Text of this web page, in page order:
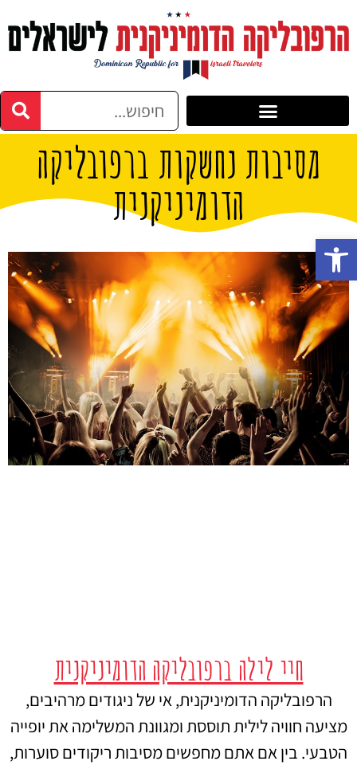
מסיבות נחשקות ברפובליקה
הדומיניקנית
חיי לילה ברפובליקה הדומיניקנית
הרפובליקה הדומיניקנית, אי של ניגודים מרהיבים,
מציעה חוויה לילית תוססת ומגוונת המשלימה את יופייה
הטבעי. בין אם אתם מחפשים מסיבות ריקודים סוערות,
פתח סרגל נגישות